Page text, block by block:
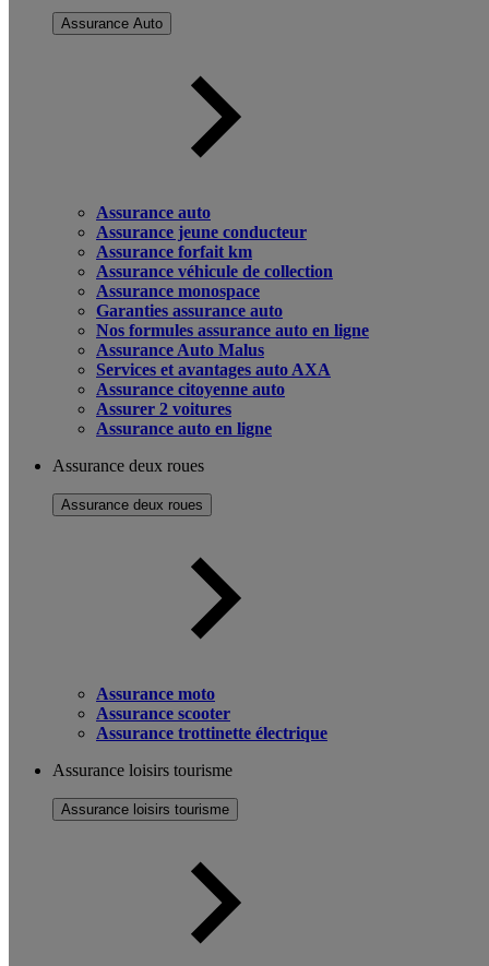
Assurance Auto
Assurance auto
Assurance jeune conducteur
Assurance forfait km
Assurance véhicule de collection
Assurance monospace
Garanties assurance auto
Nos formules assurance auto en ligne
Assurance Auto Malus
Services et avantages auto AXA
Assurance citoyenne auto
Assurer 2 voitures
Assurance auto en ligne
Assurance deux roues
Assurance deux roues
Assurance moto
Assurance scooter
Assurance trottinette électrique
Assurance loisirs tourisme
Assurance loisirs tourisme